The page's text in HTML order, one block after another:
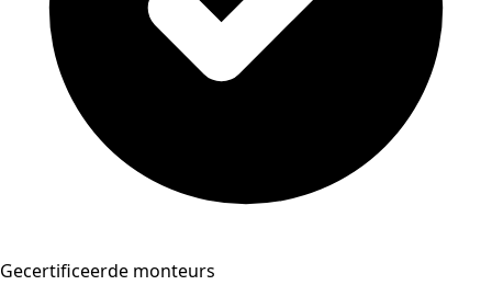
Gecertificeerde monteurs